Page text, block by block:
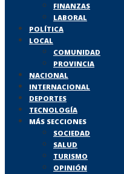
FINANZAS
LABORAL
POLÍTICA
LOCAL
COMUNIDAD
PROVINCIA
NACIONAL
INTERNACIONAL
DEPORTES
TECNOLOGÍA
MÁS SECCIONES
SOCIEDAD
SALUD
TURISMO
OPINIÓN